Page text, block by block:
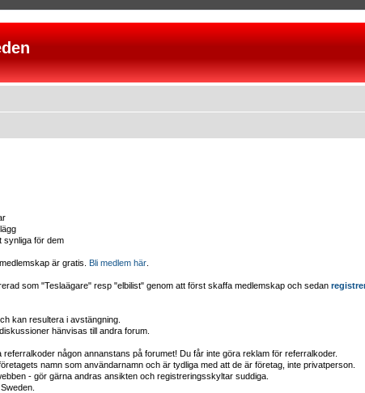
synliga för dem
är gratis. Bli medlem här
som "Teslaägare" resp "elbilist" genom att först skaffa medlemskap och sedan
kan resultera i avstängning.
hänvisas till andra forum.
någon annanstans på forumet! Du får inte göra reklam för referralkoder.
namn som användarnamn och är tydliga med att de är företag, inte privatperson.
- gör gärna andras ansikten och registreringsskyltar suddiga.